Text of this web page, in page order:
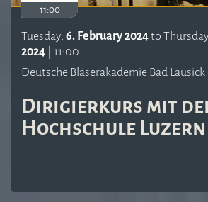
11:00
Tuesday, 6. February 2024to Thursday,
2024
11:00
Deutsche Bläserakademie Bad Lausick
Dirigierkurs mit
Hochschule Luzern